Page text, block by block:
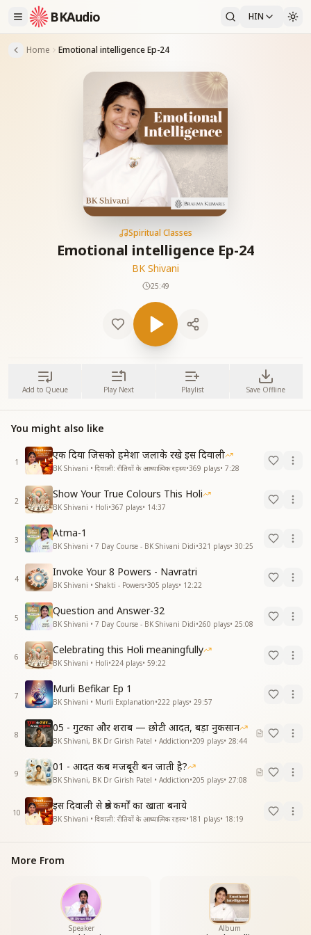
BKAudio HIN
Home Emotional intelligence Ep-24
Spiritual Classes
Emotional intelligence Ep-24
BK Shivani
25:49
Add to Queue Play Next Playlist Save Offline
You might also like
1
एक दिया जिसको हमेशा जलाके रखे इस दिवाली
BK Shivani • दिवाली: रीतियों के आध्यात्मिक रहस्य•369 plays• 7:28
2
Show Your True Colours This Holi
BK Shivani • Holi•367 plays• 14:37
3
Atma-1
BK Shivani • 7 Day Course - BK Shivani Didi•321 plays• 30:25
4
Invoke Your 8 Powers - Navratri
BK Shivani • Shakti - Powers•305 plays• 12:22
5
Question and Answer-32
BK Shivani • 7 Day Course - BK Shivani Didi•260 plays• 25:08
6
Celebrating this Holi meaningfully
BK Shivani • Holi•224 plays• 59:22
7
Murli Befikar Ep 1
BK Shivani • Murli Explanation•222 plays• 29:57
8
05 - गुटका और शराब — छोटी आदत, बड़ा नुकसान
BK Shivani, BK Dr Girish Patel • Addiction•209 plays• 28:44
9
01 - आदत कब मजबूरी बन जाती है?
BK Shivani, BK Dr Girish Patel • Addiction•205 plays• 27:08
10
इस दिवाली से श्रेष्ठ कर्मों का खाता बनाये
BK Shivani • दिवाली: रीतियों के आध्यात्मिक रहस्य•181 plays• 18:19
More From
Speaker Album